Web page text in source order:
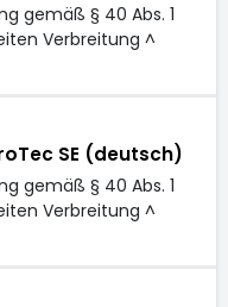
gemäß § 40 Abs. 1
Verbreitung ^
SE (deutsch)
gemäß § 40 Abs. 1
Verbreitung ^